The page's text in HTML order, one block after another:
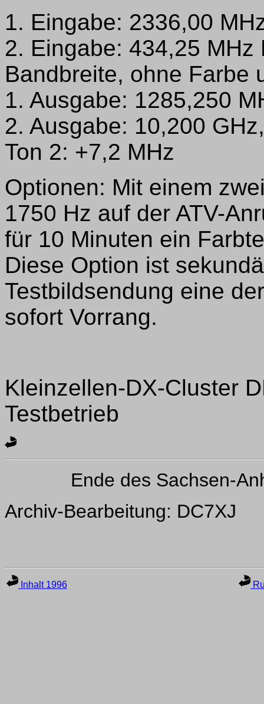
1. Eingabe: 2336,00
2. Eingabe: 434,25
Bandbreite, ohne Farbe
1. Ausgabe: 1285,250
2. Ausgabe: 10,200
Ton 2: +7,2 MHz
Optionen: Mit einem
1750 Hz auf der ATV-
für 10 Minuten ein
Diese Option ist
Testbildsendung eine
sofort Vorrang.
Kleinzellen-DX-Cluster
Testbetrieb
Ende des Sachsen-
Archiv-Bearbeitung: DC7XJ
Inhalt 1996